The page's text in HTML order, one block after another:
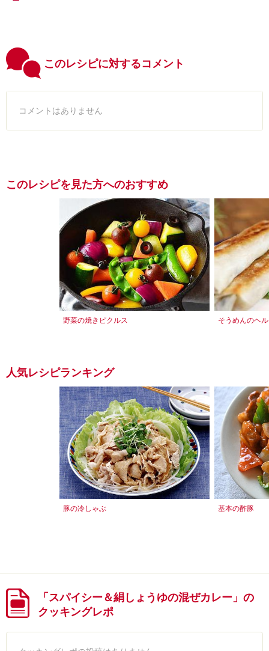
このレシピに対するコメント
コメントはありません
このレシピを見た方へのおすすめ
野菜の焼きピクルス そうめんのヘ
人気レシピランキング
豚の冷しゃぶ 基本の酢豚
「スパイシー＆絹しょうゆの混ぜカレー」の
クッキングレポ